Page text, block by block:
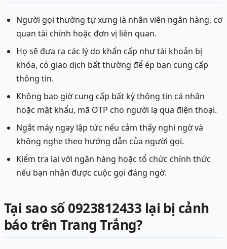
Người gọi thường tự xưng là nhân viên ngân hàng, cơ
quan tài chính hoặc đơn vị liên quan.
Họ sẽ đưa ra các lý do khẩn cấp như tài khoản bị
khóa, có giao dịch bất thường để ép bạn cung cấp
thông tin.
Không bao giờ cung cấp bất kỳ thông tin cá nhân
hoặc mật khẩu, mã OTP cho người lạ qua điện thoại.
Ngắt máy ngay lập tức nếu cảm thấy nghi ngờ và
không nghe theo hướng dẫn của người gọi.
Kiểm tra lại với ngân hàng hoặc tổ chức chính thức
nếu bạn nhận được cuộc gọi đáng ngờ.
Tại sao số 0923812433 lại bị cảnh
báo trên Trang Trắng?